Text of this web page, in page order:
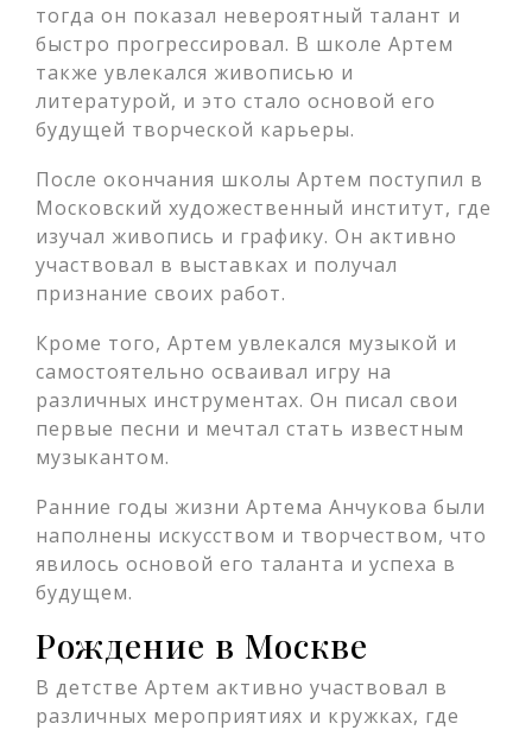
тогда он показал невероятный талант и
быстро прогрессировал. В школе Артем
также увлекался живописью и
литературой, и это стало основой его
будущей творческой карьеры.
После окончания школы Артем поступил в
Московский художественный институт, где
изучал живопись и графику. Он активно
участвовал в выставках и получал
признание своих работ.
Кроме того, Артем увлекался музыкой и
самостоятельно осваивал игру на
различных инструментах. Он писал свои
первые песни и мечтал стать известным
музыкантом.
Ранние годы жизни Артема Анчукова были
наполнены искусством и творчеством, что
явилось основой его таланта и успеха в
будущем.
Рождение в Москве
В детстве Артем активно участвовал в
различных мероприятиях и кружках, где